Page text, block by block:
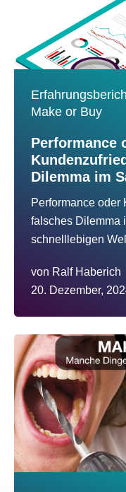
Make or Buy
Performance
Dilemma im
Performance oder
falsches Dilemma
schnelllebigen
von Ralf Haberich
20. Dezember,